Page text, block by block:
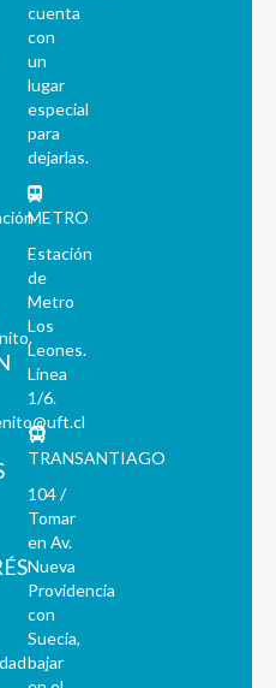
cuenta
con
un
lugar
especial
para
dejarlas.
METRO
Estación
de
Metro
Los
Leones.
Línea
1/6.
TRANSANTIAGO
104 /
Tomar
en Av.
Nueva
Providencia
con
Suecia,
bajar